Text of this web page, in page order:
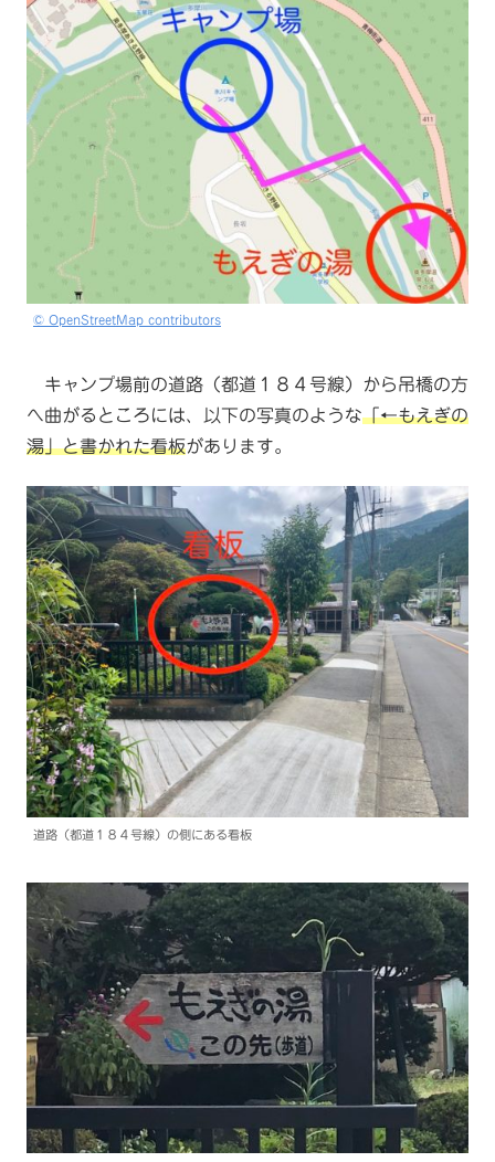
© OpenStreetMap contributors
キャンプ場前の道路（都道１８４号線）から吊橋の方
へ曲がるところには、以下の写真のような「←もえぎの
湯」と書かれた看板があります。
道路（都道１８４号線）の側にある看板